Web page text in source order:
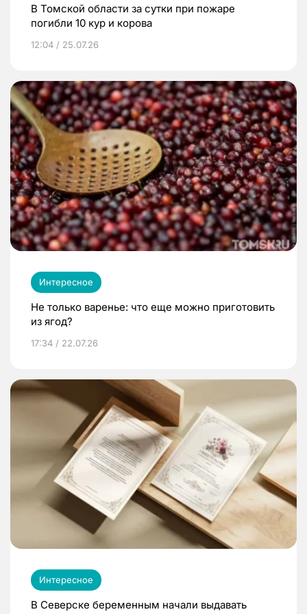
В Томской области за сутки при пожаре
погибли 10 кур и корова
12:04 / 25.07.26
Интересное
Не только варенье: что еще можно приготовить
из ягод?
17:34 / 22.07.26
Интересное
В Северске беременным начали выдавать